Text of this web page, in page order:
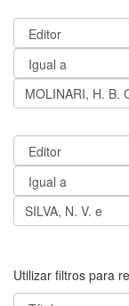
Utilizar filtros para